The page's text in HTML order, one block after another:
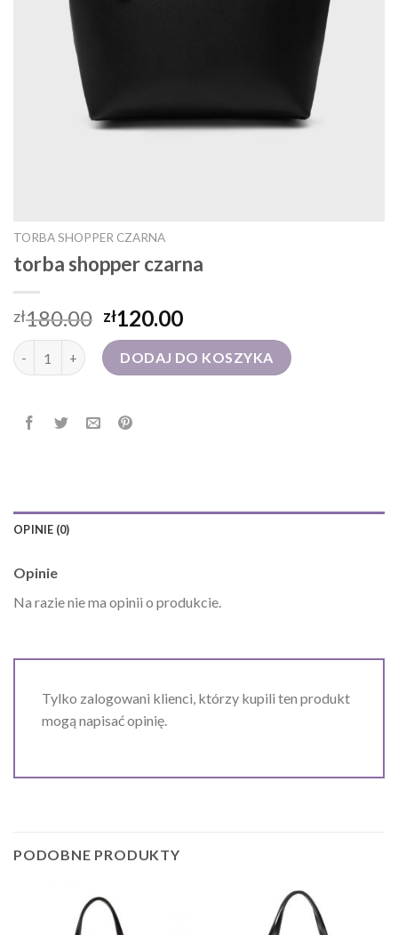
TORBA SHOPPER CZARNA
torba shopper czarna
zł180.00 zł120.00
ilość torba shopper czarnaDODAJ DO KOSZYKA
OPINIE (0)
Opinie
Na razie nie ma opinii o produkcie.
Tylko zalogowani klienci, którzy kupili ten produkt
mogą napisać opinię.
PODOBNE PRODUKTY